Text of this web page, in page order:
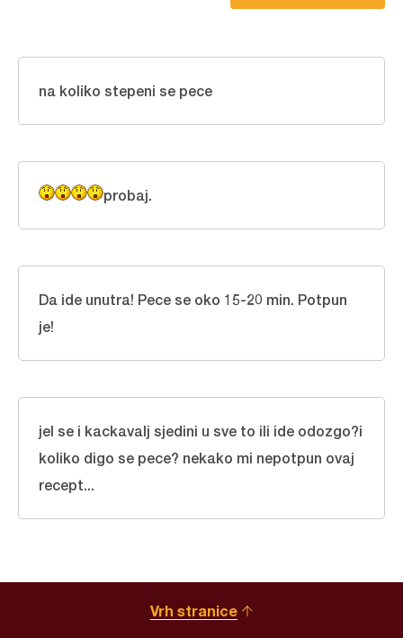
na koliko stepeni se pece
probaj.
Da ide unutra! Pece se oko 15-20 min. Potpun
je!
jel se i kackavalj sjedini u sve to ili ide odozgo?i
koliko digo se pece? nekako mi nepotpun ovaj
recept...
Vrh stranice